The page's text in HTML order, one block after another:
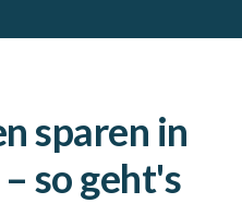
sparen in
so geht's